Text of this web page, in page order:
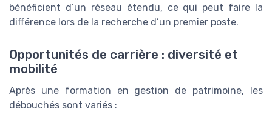
bénéficient d’un réseau étendu, ce qui peut faire la
différence lors de la recherche d’un premier poste.
Opportunités de carrière : diversité et
mobilité
Après une formation en gestion de patrimoine, les
débouchés sont variés :